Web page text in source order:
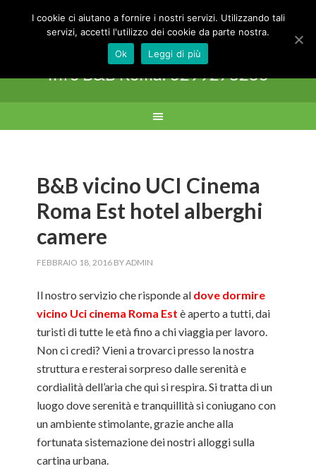
B&B IL SALICE
Info B&B Roma: 3299278283
B&B vicino UCI Cinema
Roma Est hotel alberghi
camere
FEBBRAIO 18, 2016 BYADMIN
Il nostro servizio che risponde al dove dormire
vicino Uci cinema Roma Estè aperto a tutti, dai
turisti di tutte le età fino a chi viaggia per lavoro.
Non ci credi? Vieni a trovarci presso la nostra
struttura e resterai sorpreso dalle serenità e
cordialità dell’aria che qui si respira. Si tratta di un
luogo dove serenità e tranquillità si coniugano con
un ambiente stimolante, grazie anche alla
fortunata sistemazione dei nostri alloggi sulla
cartina urbana.
I cookie ci aiutano a fornire i nostri servizi. Utilizzando tali
servizi, accetti l'utilizzo dei cookie da parte nostra.
Ok
Leggi di più